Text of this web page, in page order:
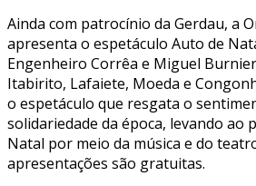
Ainda com patrocínio da Gerdau, a
apresenta o espetáculo Auto de
Engenheiro Corrêa e Miguel
Itabirito, Lafaiete, Moeda e
o espetáculo que resgata o
solidariedade da época, levando ao
Natal por meio da música e do
apresentações são gratuitas.